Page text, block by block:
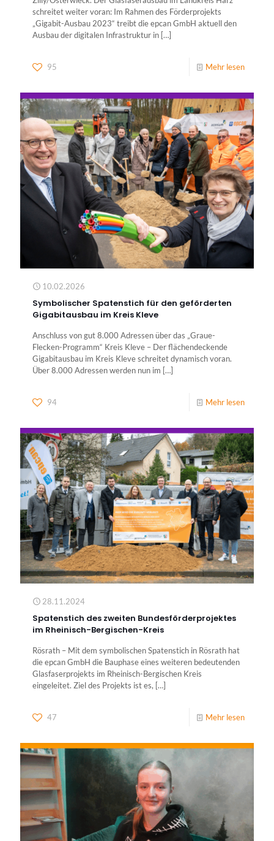
schreitet weiter voran: Im Rahmen des Förderprojekts
„Gigabit-Ausbau 2023“ treibt die epcan GmbH aktuell den
Ausbau der digitalen Infrastruktur in […]
95 Mehr lesen
10.02.2026
Symbolischer Spatenstich für den geförderten
Gigabitausbau im Kreis Kleve
Anschluss von gut 8.000 Adressen über das „Graue-
Flecken-Programm“ Kreis Kleve – Der flächendeckende
Gigabitausbau im Kreis Kleve schreitet dynamisch voran.
Über 8.000 Adressen werden nun im […]
94 Mehr lesen
28.11.2024
Spatenstich des zweiten Bundesförderprojektes
im Rheinisch-Bergischen-Kreis
Rösrath – Mit dem symbolischen Spatenstich in Rösrath hat
die epcan GmbH die Bauphase eines weiteren bedeutenden
Glasfaserprojekts im Rheinisch-Bergischen Kreis
eingeleitet. Ziel des Projekts ist es, […]
47 Mehr lesen